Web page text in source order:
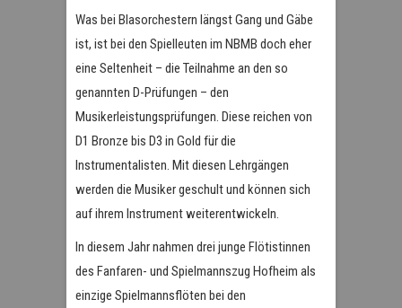
Was bei Blasorchestern längst Gang und Gäbe
ist, ist bei den Spielleuten im NBMB doch eher
eine Seltenheit – die Teilnahme an den so
genannten D-Prüfungen – den
Musikerleistungsprüfungen. Diese reichen von
D1 Bronze bis D3 in Gold für die
Instrumentalisten. Mit diesen Lehrgängen
werden die Musiker geschult und können sich
auf ihrem Instrument weiterentwickeln.
In diesem Jahr nahmen drei junge Flötistinnen
des Fanfaren- und Spielmannszug Hofheim als
einzige Spielmannsflöten bei den